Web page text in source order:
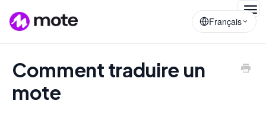
Français
Comment traduire un
mote